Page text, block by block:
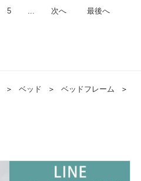
5 次へ 最後へ
＞ ベッド ＞ ベッドフレーム
＞